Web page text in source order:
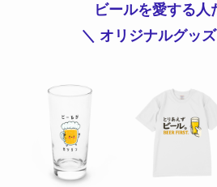
ビールを愛する
＼ オリジナルグッ